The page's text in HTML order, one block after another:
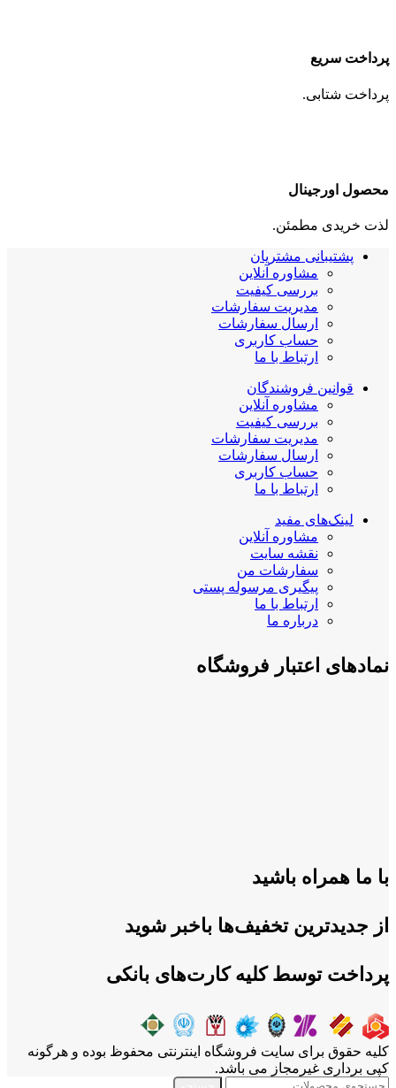
پرداخت سریع
پرداخت شتابی.
محصول اورجینال
لذت خریدی مطمئن.
پشتیبانی مشتریان
مشاوره آنلاین
بررسی کیفیت
مدیریت سفارشات
ارسال سفارشات
حساب کاربری
ارتباط با ما
قوانین فروشندگان
مشاوره آنلاین
بررسی کیفیت
مدیریت سفارشات
ارسال سفارشات
حساب کاربری
ارتباط با ما
لینک‌های مفید
مشاوره آنلاین
نقشه سایت
سفارشات من
پیگیری مرسوله پستی
ارتباط با ما
درباره ما
نمادهای اعتبار فروشگاه
با ما همراه باشید
از جدیدترین تخفیف‌ها باخبر شوید
پرداخت توسط کلیه کارت‌های بانکی
کلیه حقوق برای سایت فروشگاه اینترنتی محفوظ بوده و هرگونه
کپی برداری غیرمجاز می باشد.